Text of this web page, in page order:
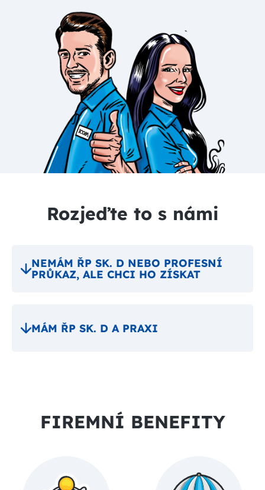
Rozjeďte to s námi
NEMÁM ŘP SK. D NEBO PROFESNÍ
PRŮKAZ, ALE CHCI HO ZÍSKAT
MÁM ŘP SK. D A PRAXI
FIREMNÍ BENEFITY